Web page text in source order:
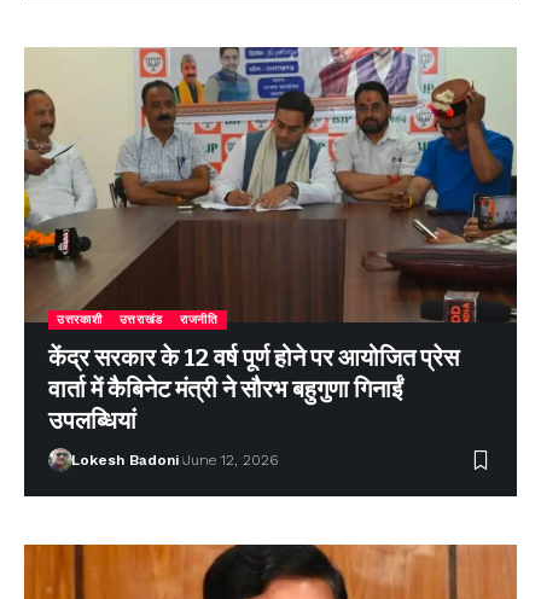
उत्तरकाशी उत्तराखंड राजनीति
केंद्र सरकार के 12 वर्ष पूर्ण होने पर आयोजित प्रेस
वार्ता में कैबिनेट मंत्री ने सौरभ बहुगुणा गिनाईं
उपलब्धियां
Lokesh Badoni June 12, 2026